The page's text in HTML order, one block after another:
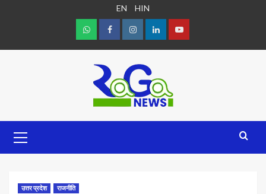
EN
HIN
उत्तर प्रदेश राजनीति